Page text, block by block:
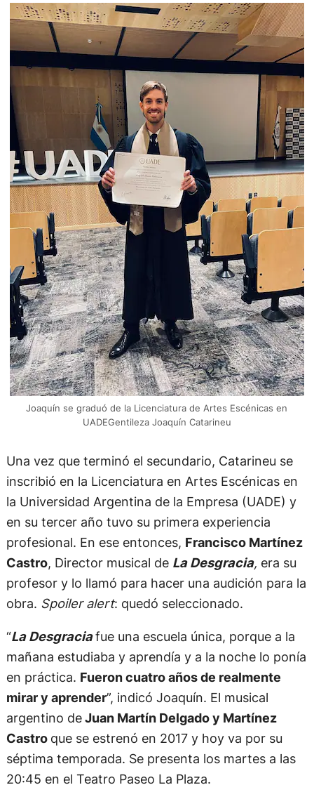
Joaquín se graduó de la Licenciatura de Artes Escénicas en
UADEGentileza Joaquín Catarineu
Una vez que terminó el secundario, Catarineu se
inscribió en la Licenciatura en Artes Escénicas en
la Universidad Argentina de la Empresa (UADE) y
en su tercer año tuvo su primera experiencia
profesional. En ese entonces, Francisco Martínez
Castro, Director musical de La Desgracia, era su
profesor y lo llamó para hacer una audición para la
obra. Spoiler alert: quedó seleccionado.
“La Desgraciafue una escuela única, porque a la
mañana estudiaba y aprendía y a la noche lo ponía
en práctica. Fueron cuatro años de realmente
mirar y aprender”, indicó Joaquín. El musical
argentino deJuan Martín Delgado y Martínez
Castro que se estrenó en 2017 y hoy va por su
séptima temporada. Se presenta los martes a las
20:45 en el Teatro Paseo La Plaza.